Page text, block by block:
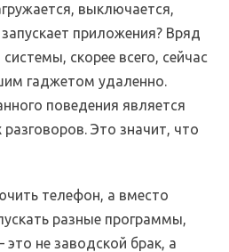
выключается,
приложения? Вряд
скорее всего, сейчас
гаджетом удаленно.
поведения является
Это значит, что
телефон, а вместо
разные программы,
это не заводской брак, а